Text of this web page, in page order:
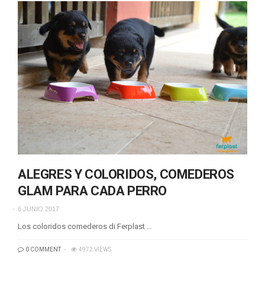
ALEGRES Y COLORIDOS, COMEDEROS
GLAM PARA CADA PERRO
6 JUNIO 2017
Los coloridos comederos di Ferplast …
0 COMMENT 4972 VIEWS